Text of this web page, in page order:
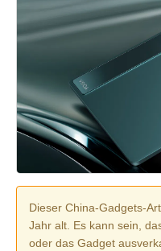
Dieser China-Gadgets-
Jahr alt. Es kann sein,
oder das Gadget